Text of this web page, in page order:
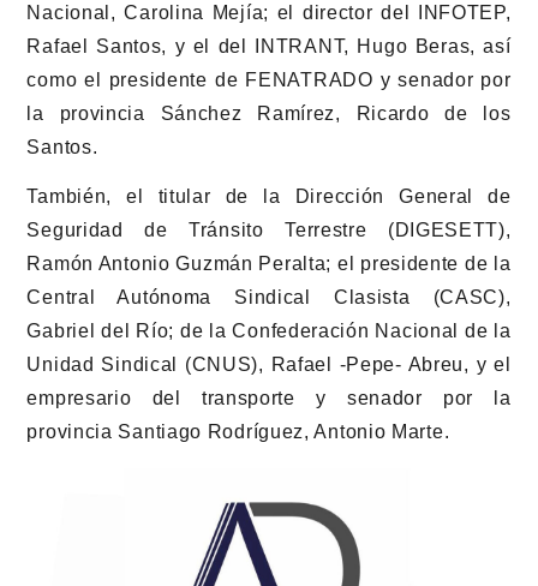
Nacional, Carolina Mejía; el director del INFOTEP,
Rafael Santos, y el del INTRANT, Hugo Beras, así
como el presidente de FENATRADO y senador por
la provincia Sánchez Ramírez, Ricardo de los
Santos.
También, el titular de la Dirección General de
Seguridad de Tránsito Terrestre (DIGESETT),
Ramón Antonio Guzmán Peralta; el presidente de la
Central Autónoma Sindical Clasista (CASC),
Gabriel del Río; de la Confederación Nacional de la
Unidad Sindical (CNUS), Rafael -Pepe- Abreu, y el
empresario del transporte y senador por la
provincia Santiago Rodríguez, Antonio Marte.